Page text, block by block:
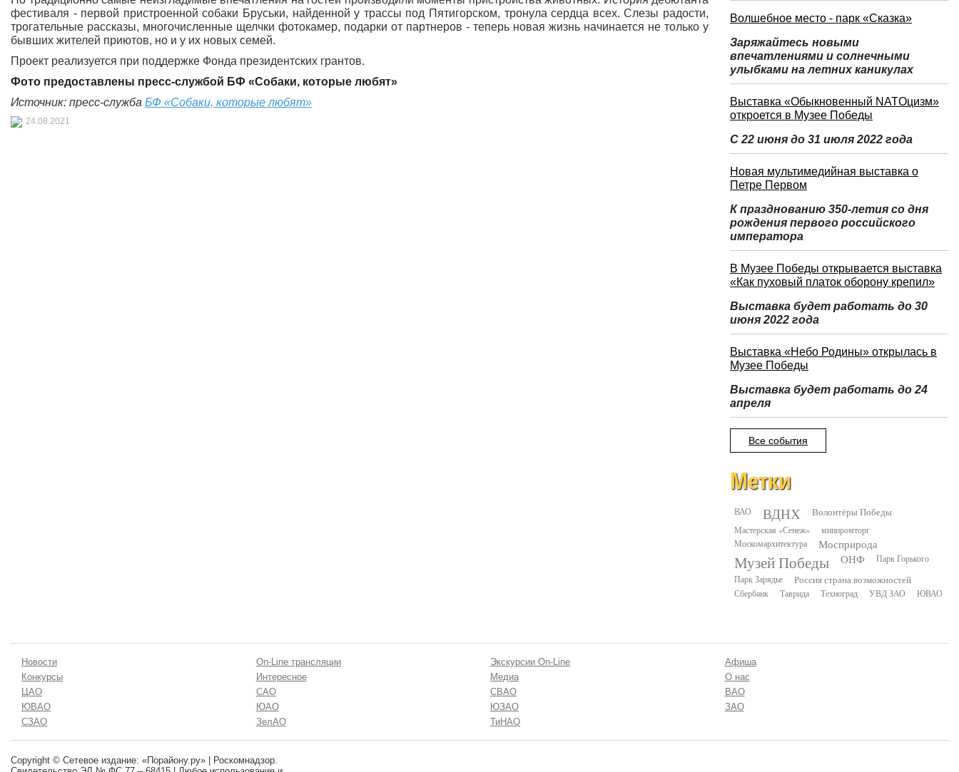
фестиваля - первой пристроенной собаки Бруськи, найденной у трассы под Пятигорском, тронула сердца всех. Слезы радости,
трогательные рассказы, многочисленные щелчки фотокамер, подарки от партнеров - теперь новая жизнь начинается не только у
бывших жителей приютов, но и у их новых семей.
Проект реализуется при поддержке Фонда президентских грантов.
Фото предоставлены пресс-службой БФ «Собаки, которые любят»
Источник: пресс-служба БФ «Собаки, которые любят»
24.08.2021
Волшебное место - парк «Сказка»
Заряжайтесь новыми
впечатлениями и солнечными
улыбками на летних каникулах
Выставка «Обыкновенный NATOцизм»
откроется в Музее Победы
С 22 июня до 31 июля 2022 года
Новая мультимедийная выставка о
Петре Первом
К празднованию 350-летия со дня
рождения первого российского
императора
В Музее Победы открывается выставка
«Как пуховый платок оборону крепил»
Выставка будет работать до 30
июня 2022 года
Выставка «Небо Родины» открылась в
Музее Победы
Выставка будет работать до 24
апреля
Все события
Метки
ВАО ВДНХ Волонтёры Победы
Мастерская «Сенеж»
минпромторг
Москомархитектура
Мосприрода
Музей Победы ОНФ
Парк Горького
Парк Зарядье
Россия страна возможностей
Сбербанк Таврида Техноград УВД ЗАО ЮВАО
Новости On-Line трансляции Экскурсии On-Line
Афиша
Конкурсы
Интересное Медиа
О нас
ЦАО
САО СВАО
ВАО
ЮВАО
ЮАО ЮЗАО
ЗАО
СЗАО
ЗелАО ТиНАО
Copyright © Сетевое издание: «Порайону.ру» | Роскомнадзор.